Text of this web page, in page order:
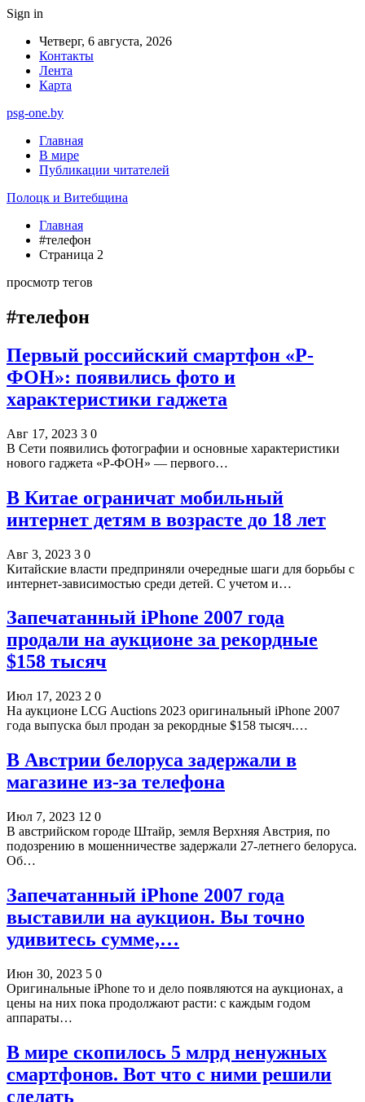
Sign in
Четверг, 6 августа, 2026
Контакты
Лента
Карта
psg-one.by
Главная
В мире
Публикации читателей
Полоцк и Витебщина
Главная
#телефон
Страница 2
просмотр тегов
#телефон
Первый российский смартфон «Р-
ФОН»: появились фото и
характеристики гаджета
Авг 17, 2023 3 0
В Сети появились фотографии и основные характеристики
нового гаджета «Р-ФОН» — первого…
В Китае ограничат мобильный
интернет детям в возрасте до 18 лет
Авг 3, 2023 3 0
Китайские власти предприняли очередные шаги для борьбы с
интернет-зависимостью среди детей. С учетом и…
Запечатанный iPhone 2007 года
продали на аукционе за рекордные
$158 тысяч
Июл 17, 2023 2 0
На аукционе LCG Auctions 2023 оригинальный iPhone 2007
года выпуска был продан за рекордные $158 тысяч.…
В Австрии белоруса задержали в
магазине из-за телефона
Июл 7, 2023 12 0
В австрийском городе Штайр, земля Верхняя Австрия, по
подозрению в мошенничестве задержали 27-летнего белоруса.
Об…
Запечатанный iPhone 2007 года
выставили на аукцион. Вы точно
удивитесь сумме,…
Июн 30, 2023 5 0
Оригинальные iPhone то и дело появляются на аукционах, а
цены на них пока продолжают расти: с каждым годом
аппараты…
В мире скопилось 5 млрд ненужных
смартфонов. Вот что с ними решили
сделать